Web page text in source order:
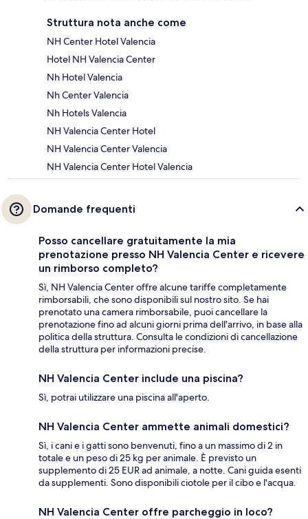
Struttura nota anche come
NH Center Hotel Valencia
Hotel NH Valencia Center
Nh Hotel Valencia
Nh Center Valencia
Nh Hotels Valencia
NH Valencia Center Hotel
NH Valencia Center Valencia
NH Valencia Center Hotel Valencia
Domande frequenti
Posso cancellare gratuitamente la mia
prenotazione presso NH Valencia Center e ricevere
un rimborso completo?
Sì, NH Valencia Center offre alcune tariffe completamente
rimborsabili, che sono disponibili sul nostro sito. Se hai
prenotato una camera rimborsabile, puoi cancellare la
prenotazione fino ad alcuni giorni prima dell'arrivo, in base alla
politica della struttura. Consulta le condizioni di cancellazione
della struttura per informazioni precise.
NH Valencia Center include una piscina?
Sì, potrai utilizzare una piscina all'aperto.
NH Valencia Center ammette animali domestici?
Sì, i cani e i gatti sono benvenuti, fino a un massimo di 2 in
totale e un peso di 25 kg per animale. È previsto un
supplemento di 25 EUR ad animale, a notte. Cani guida esenti
da supplementi. Sono disponibili ciotole per il cibo e l'acqua.
NH Valencia Center offre parcheggio in loco?